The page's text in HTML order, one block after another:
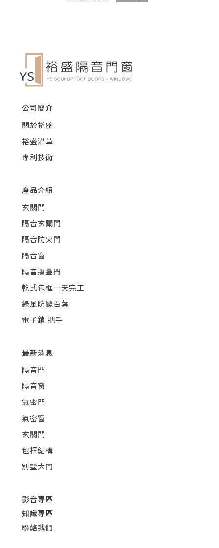
公司簡介
關於裕盛
裕盛沿革
專利技術
產品介紹
玄關門
隔音玄關門
隔音防火門
隔音窗
隔音摺疊門
乾式包框一天完工
綠風防颱百葉
電子鎖.把手
最新消息
隔音門
隔音窗
氣密門
氣密窗
玄關門
包框結構
別墅大門
影音專區
知識專區
聯絡我們